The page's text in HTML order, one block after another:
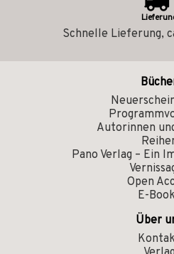
Schnelle Lieferung,
Autorinnen
Pano Verlag – Ein
Open
E-
Über